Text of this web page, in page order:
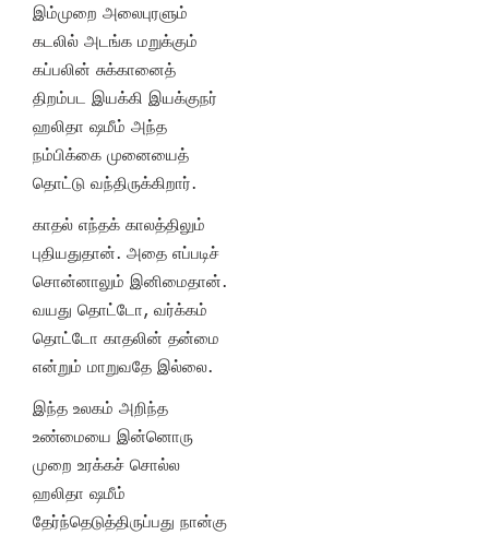
இம்முறை அலைபுரளும்
கடலில் அடங்க மறுக்கும்
கப்பலின் சுக்கானைத்
திறம்பட இயக்கி இயக்குநர்
ஹலிதா ஷமீம் அந்த
நம்பிக்கை முனையைத்
தொட்டு வந்திருக்கிறார்.
காதல் எந்தக் காலத்திலும்
புதியதுதான். அதை எப்படிச்
சொன்னாலும் இனிமைதான்.
வயது தொட்டோ, வர்க்கம்
தொட்டோ காதலின் தன்மை
என்றும் மாறுவதே இல்லை.
இந்த உலகம் அறிந்த
உண்மையை இன்னொரு
முறை உரக்கச் சொல்ல
ஹலிதா ஷமீம்
தேர்ந்தெடுத்திருப்பது நான்கு